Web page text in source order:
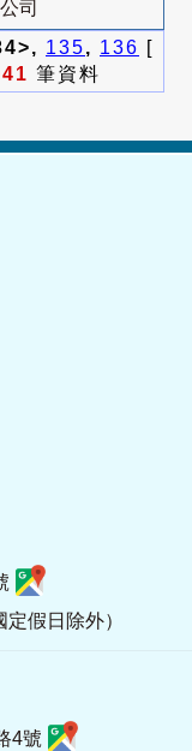
司
135, 136 [
筆資料
假日除外）
4號